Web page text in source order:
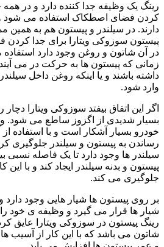
رینگ یک وظیفه جدا کننده دارد و در همه
کردن فضای اصطکاک استفاده می شود
دارند. در سیلندر و پیستون هم به همین
پیستون سوزوکی ویتارا برای جدا کردن
در آن شاتون و روغن وجود دارد
زمانی که پیستون ها به حرکت در می آیند
داشته باشند و یا اینکه روغن داخل
وارد شود.
اگر این اتفاق بیفتد سوزوکی ویتارا
بسیار شدیدی از اگزوز ساطع می شود.
خودرو بسیار آشکار است و با استفاده
رساندن به پیستون و سیلندر جلوگیری
پیستون و بدنه سیلندر ایجاد کند و با این
جلوگیری می کند.
بر روی پیستون ها شیار هایی وجود دارد
شیار ها قرار می گیرد و وظیفه ی خود
رینگ پیستون در سوزوکی ویتارا عایق
شاتون می باشد که با این کار از